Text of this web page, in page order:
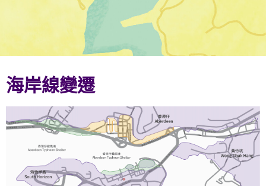
海岸線變遷